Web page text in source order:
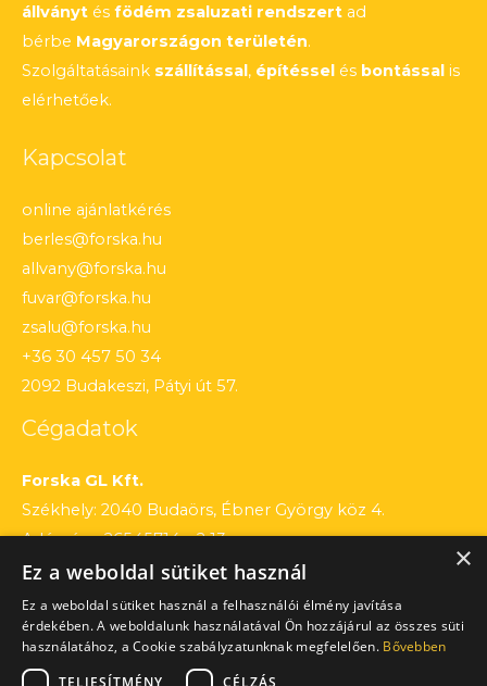
állványt és födém zsaluzati rendszert ad
bérbe Magyarországon területén.
Szolgáltatásaink szállítással, építéssel és bontással is
elérhetőek.
Kapcsolat
online ajánlatkérés
berles@forska.hu
allvany@forska.hu
fuvar@forska.hu
zsalu@forska.hu
+36 30 457 50 34
2092 Budakeszi, Pátyi út 57.
Cégadatok
Forska GL Kft.
Székhely: 2040 Budaörs, Ébner György köz 4.
Adószám: 26545714 – 2 13
Cégjegyzékszám: 13 – 09 – 195803
Számlaszám: 12010154 – 01660751 – 00100001
×
Ez a weboldal sütiket használ
Ez a weboldal sütiket használ a felhasználói élmény javítása
érdekében. A weboldalunk használatával Ön hozzájárul az összes süti
használatához, a Cookie szabályzatunknak megfelelően. Bővebben
TELJESÍTMÉNY
CÉLZÁS